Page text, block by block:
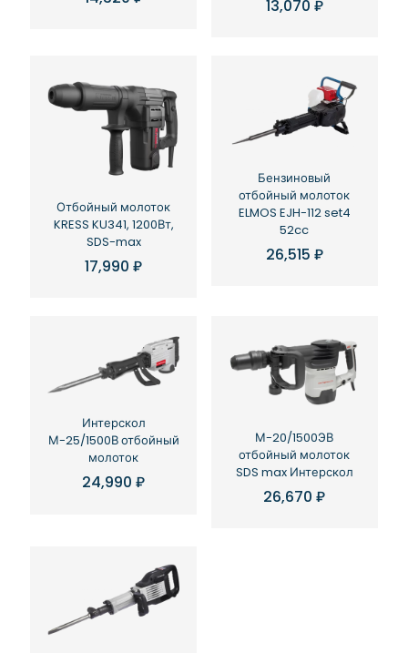
13,070 ₽
Отбойный молоток
KRESS KU341, 1200Вт,
SDS-max
17,990₽
Бензиновый
отбойный молоток
ELMOS EJH-112 set4
52cc
26,515 ₽
Интерскол
М-25/1500В отбойный
молоток
24,990₽
М-20/1500ЭВ
отбойный молоток
SDS max Интерскол
26,670₽